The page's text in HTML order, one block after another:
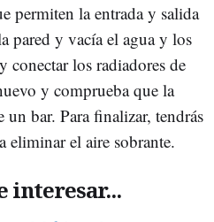
permiten la entrada y salida
pared y vacía el agua y los
conectar los radiadores de
y comprueba que la
un bar. Para finalizar, tendrás
eliminar el aire sobrante.
interesar...